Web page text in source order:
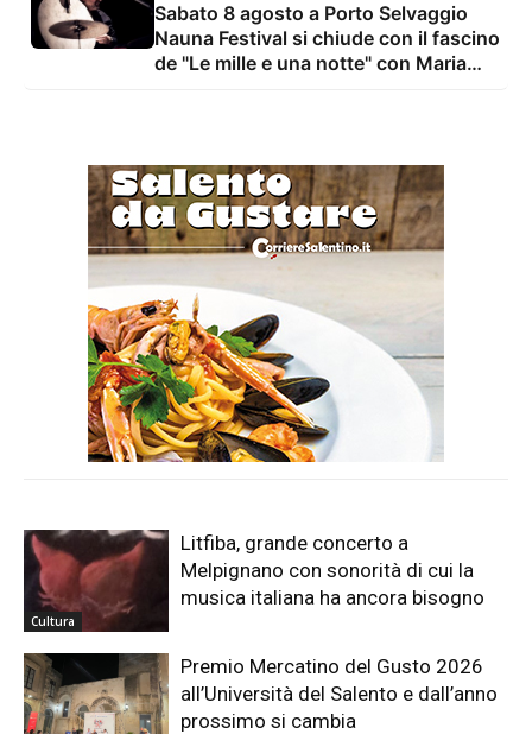
Sabato 8 agosto a Porto Selvaggio
Nauna Festival si chiude con il fascino
de "Le mille e una notte" con Maria
Cultura
Litfiba, grande concerto a
Melpignano con sonorità di cui la
musica italiana ha ancora bisogno
Premio Mercatino del Gusto 2026
all’Università del Salento e dall’anno
prossimo si cambia